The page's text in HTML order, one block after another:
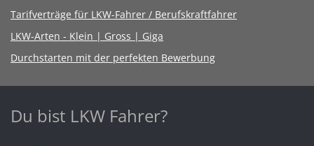
Tarifverträge für LKW-Fahrer / Berufskraftfahrer
LKW-Arten - Klein | Gross | Giga
Durchstarten mit der perfekten Bewerbung
Du bist LKW Fahrer?